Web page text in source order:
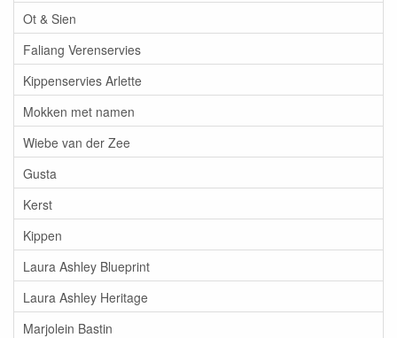
Ot & Sien
Faliang Verenservies
Kippenservies Arlette
Mokken met namen
Wiebe van der Zee
Gusta
Kerst
Kippen
Laura Ashley Blueprint
Laura Ashley Heritage
Marjolein Bastin